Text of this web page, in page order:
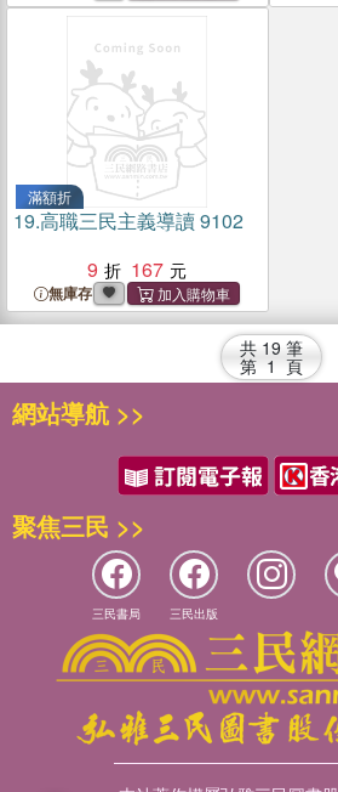
滿額折
19.高職三民主義導讀 9102
9
167
無庫存
共 19 筆
第 1 頁
網站導航 >>
聚焦三民 >>
三民書局 三民出版